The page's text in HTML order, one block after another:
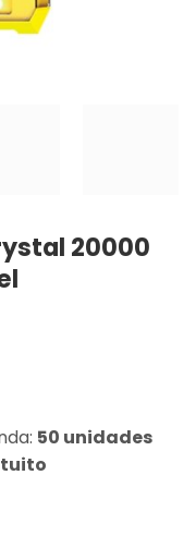
20000
50 unidades